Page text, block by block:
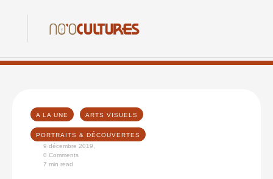
A LA UNE ARTS VISUELS
PORTRAITS & DÉCOUVERTES
9 décembre 2019
0 Comments
7 min read